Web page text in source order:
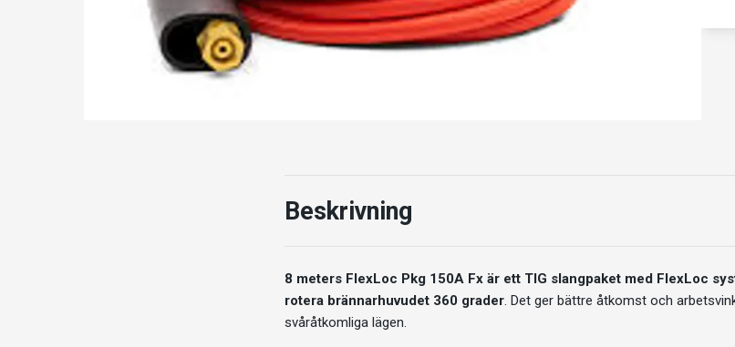
Beskrivning
8 meters FlexLoc Pkg 150A Fx är ett TIG slangpaket med FlexLoc
rotera brännarhuvudet 360 grader . Det ger bättre åtkomst och
svåråtkomliga lägen.